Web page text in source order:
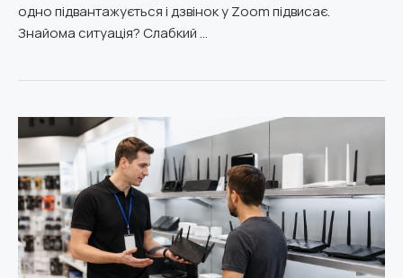
одно підвантажується і дзвінок у Zoom підвисає.
Знайома ситуація? Слабкий …